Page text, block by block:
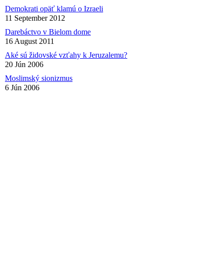
Demokrati opäť klamú o Izraeli
11 September 2012
Darebáctvo v Bielom dome
16 August 2011
Aké sú židovské vzťahy k Jeruzalemu?
20 Jún 2006
Moslimský sionizmus
6 Jún 2006